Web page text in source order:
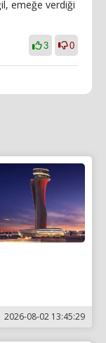
emeğe verdiği
3 0
2026-08-02 13:45:29